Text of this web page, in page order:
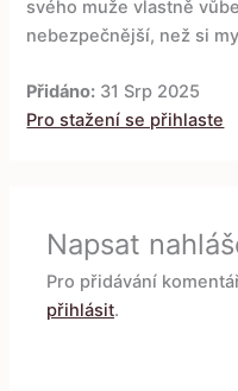
svého muže vlastně
nebezpečnější, než si
Přidáno: 31 Srp 2025
Pro stažení se přihlaste
Napsat
Pro přidávání
přihlásit.